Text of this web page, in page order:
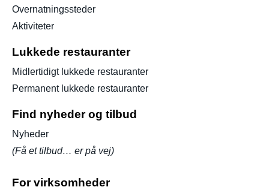
Overnatningssteder
Aktiviteter
Lukkede restauranter
Midlertidigt lukkede restauranter
Permanent lukkede restauranter
Find nyheder og tilbud
Nyheder
(Få et tilbud… er på vej)
For virksomheder